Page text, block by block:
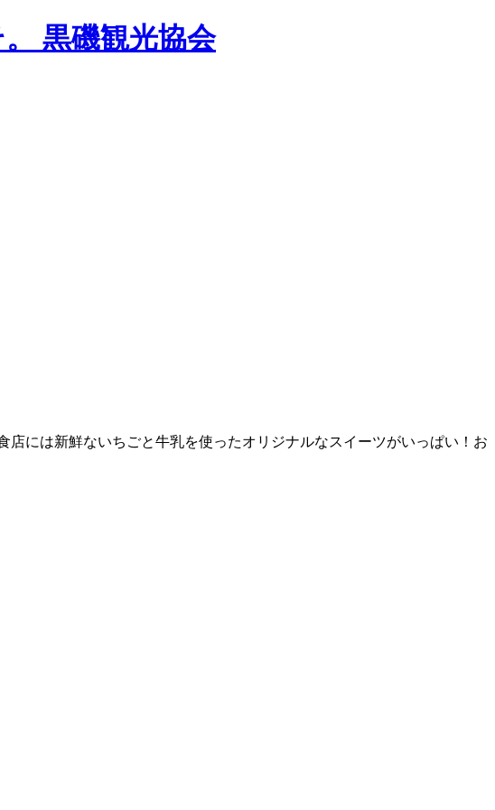
には新鮮ないちごと牛乳を使ったオリジナルなスイーツがいっぱい！お